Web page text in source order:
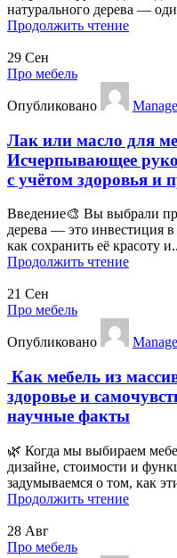
натурального дерева —
Продолжить чтение
29 Сен
Про мебель
Опубликовано
Лак или масло для
Исчерпывающее
с учётом здоровья и
Введение🎨 Вы выбрали
дерева — это инвестиция
как сохранить её красоту
Продолжить чтение
21 Сен
Про мебель
Опубликовано
Как мебель из
здоровье и
научные факты
🌿 Когда мы выбираем
дизайне, стоимости и
задумываемся о том, как
Продолжить чтение
28 Авг
Про мебель